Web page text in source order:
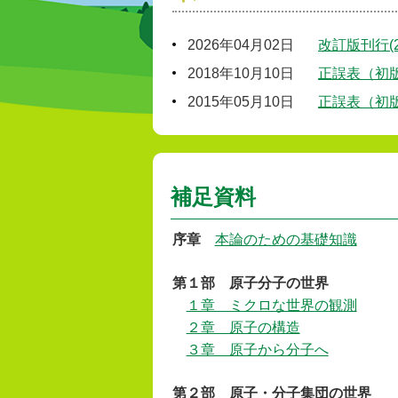
2026年04月02日
改訂版刊行
2018年10月10日
正誤表（初
2015年05月10日
正誤表（初
補足資料
序章 本論のための基礎知識
第１部原子分子の世界
１章 ミクロな世界の観測
２章 原子の構造
３章 原子から分子へ
第２部原子・分子集団の世界